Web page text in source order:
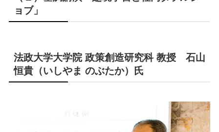
ョブ」
法政大学大学院 政策創造研究科 教授 石山
恒貴（いしやま のぶたか）氏